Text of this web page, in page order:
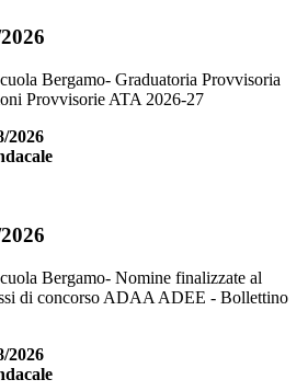
Bergamo- Graduatoria Provvisoria
Provvisorie ATA 2026-27
2026
Bergamo- Nomine finalizzate al
di concorso ADAA ADEE - Bollettino
2026